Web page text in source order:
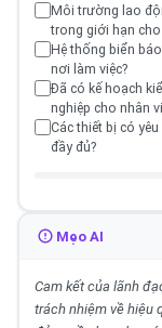
Môi trường lao
trong giới hạn cho
Hệ thống biển
nơi làm việc?
Đã có kế hoạch
nghiệp cho nhân
Các thiết bị có
đầy đủ?
Mẹo AI
Cam kết của lãnh
trách nhiệm về hiệu